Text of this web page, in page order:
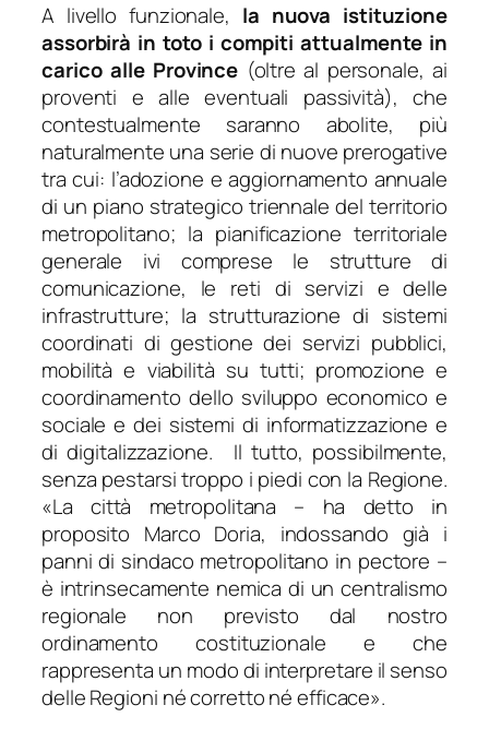
A livello funzionale, la nuova istituzione
assorbirà in toto i compiti attualmente in
carico alle Province (oltre al personale, ai
proventi e alle eventuali passività), che
contestualmente saranno abolite, più
naturalmente una serie di nuove prerogative
tra cui: l’adozione e aggiornamento annuale
di un piano strategico triennale del territorio
metropolitano; la pianificazione territoriale
generale ivi comprese le strutture di
comunicazione, le reti di servizi e delle
infrastrutture; la strutturazione di sistemi
coordinati di gestione dei servizi pubblici,
mobilità e viabilità su tutti; promozione e
coordinamento dello sviluppo economico e
sociale e dei sistemi di informatizzazione e
di digitalizzazione. Il tutto, possibilmente,
senza pestarsi troppo i piedi con la Regione.
«La città metropolitana – ha detto in
proposito Marco Doria, indossando già i
panni di sindaco metropolitano in pectore –
è intrinsecamente nemica di un centralismo
regionale non previsto dal nostro
ordinamento costituzionale e che
rappresenta un modo di interpretare il senso
delle Regioni né corretto né efficace».